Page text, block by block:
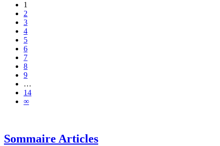
1
2
3
4
5
6
7
8
9
…
14
∞
Sommaire Articles